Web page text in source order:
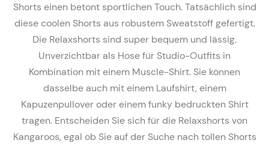
Shorts einen betont sportlichen Touch. Tatsächlich sind
diese coolen Shorts aus robustem Sweatstoff gefertigt.
Die Relaxshorts sind super bequem und lässig.
Unverzichtbar als Hose für Studio-Outfits in
Kombination mit einem Muscle-Shirt. Sie können
dasselbe auch mit einem Laufshirt, einem
Kapuzenpullover oder einem funky bedruckten Shirt
tragen. Entscheiden Sie sich für die Relaxshorts von
Kangaroos, egal ob Sie auf der Suche nach tollen Shorts